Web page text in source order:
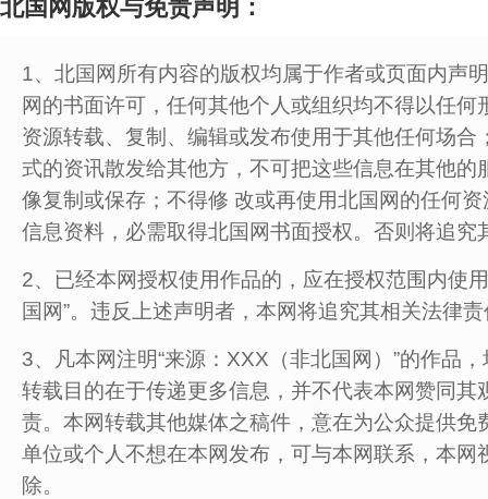
北国网版权与免责声明：
1、北国网所有内容的版权均属于作者或页面内声
网的书面许可，任何其他个人或组织均不得以任何
资源转载、复制、编辑或发布使用于其他任何场合
式的资讯散发给其他方，不可把这些信息在其他的
像复制或保存；不得修 改或再使用北国网的任何
信息资料，必需取得北国网书面授权。否则将追究
2、已经本网授权使用作品的，应在授权范围内使
国网”。违反上述声明者，本网将追究其相关法律
3、凡本网注明“来源：XXX（非北国网）”的作品
转载目的在于传递更多信息，并不代表本网赞同其
责。本网转载其他媒体之稿件，意在为公众提供免
单位或个人不想在本网发布，可与本网联系，本网
除。